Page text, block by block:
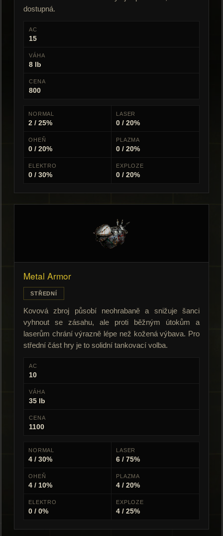
dostupná.
AC
15
VÁHA
8 lb
CENA
800
NORMAL
2 / 25%
LASER
0 / 20%
OHEŇ
0 / 20%
PLAZMA
0 / 20%
ELEKTRO
0 / 30%
EXPLOZE
0 / 20%
Metal Armor
STŘEDNÍ
Kovová zbroj působí neohrabaně a snižuje šanci
vyhnout se zásahu, ale proti běžným útokům a
laserům chrání výrazně lépe než kožená výbava. Pro
střední část hry je to solidní tankovací volba.
AC
10
VÁHA
35 lb
CENA
1100
NORMAL
4 / 30%
LASER
6 / 75%
OHEŇ
4 / 10%
PLAZMA
4 / 20%
ELEKTRO
0 / 0%
EXPLOZE
4 / 25%